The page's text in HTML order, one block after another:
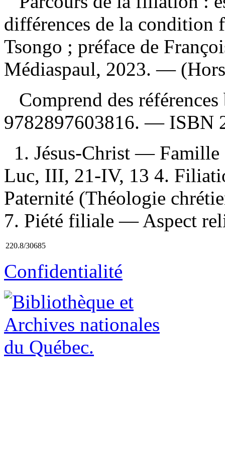
différences de la
Tsongo ; préface de
Médiaspaul, 2023. —
Comprend des
9782897603816. — ISBN
1. Jésus-Christ —
Luc, III, 21-IV, 13 4.
Paternité (Théologie
7. Piété filiale — Aspect
220.8/30685
Confidentialité